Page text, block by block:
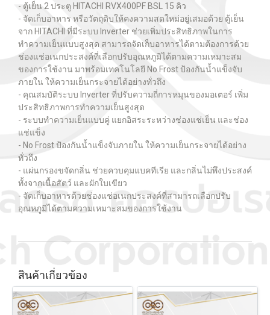
- ตู้เย็น 2 ประตู HITACHI RVX400PF BSL 15 คิว
- จัดเก็บอาหาร หรือวัตถุดิบให้คงความสดใหม่อยู่เสมอด้วย ตู้เย็น
จาก HITACHI ที่มีระบบ Inverter ช่วยเพิ่มประสิทธิภาพในการ
ทำความเย็นแบบสูงสุด สามารถจัดเก็บอาหารได้ตามต้องการด้วย
ช่องแช่อเนกประสงค์ที่เลือกปรับอุณหภูมิได้ตามความเหมาะสม
ของการใช้งาน มาพร้อมเทคโนโลยี No Frost ป้องกันน้ำแข็งจับ
ภายใน ให้ความเย็นกระจายได้อย่างทั่วถึง
- คุณสมบัติระบบ Inverter ที่ปรับความถี่การหมุนของมอเตอร์ เพิ่ม
ประสิทธิภาพการทำความเย็นสูงสุด
- ระบบทำความเย็นแบบคู่ แยกอิสระระหว่างช่องแช่เย็น และช่อง
แช่แข็ง
- No Frost ป้องกันน้ำแข็งจับภายใน ให้ความเย็นกระจายได้อย่าง
ทั่วถึง
- แผ่นกรองขจัดกลิ่น ช่วยควบคุมแบคทีเรีย และกลิ่นไม่พึงประสงค์
ทั้งจากเนื้อสัตว์ และผักใบเขียว
- จัดเก็บอาหารด้วยช่องแช่อเนกประสงค์ที่สามารถเลือกปรับ
อุณหภูมิได้ตามความเหมาะสมของการใช้งาน
สินค้าเกี่ยวข้อง